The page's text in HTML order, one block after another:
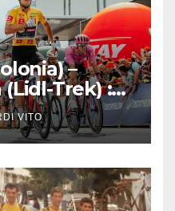
–
Trek) :
di
gialla
VITO